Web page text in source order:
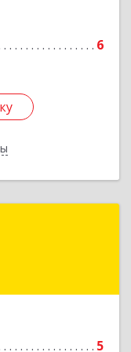
6
5
г, Ленина ул,